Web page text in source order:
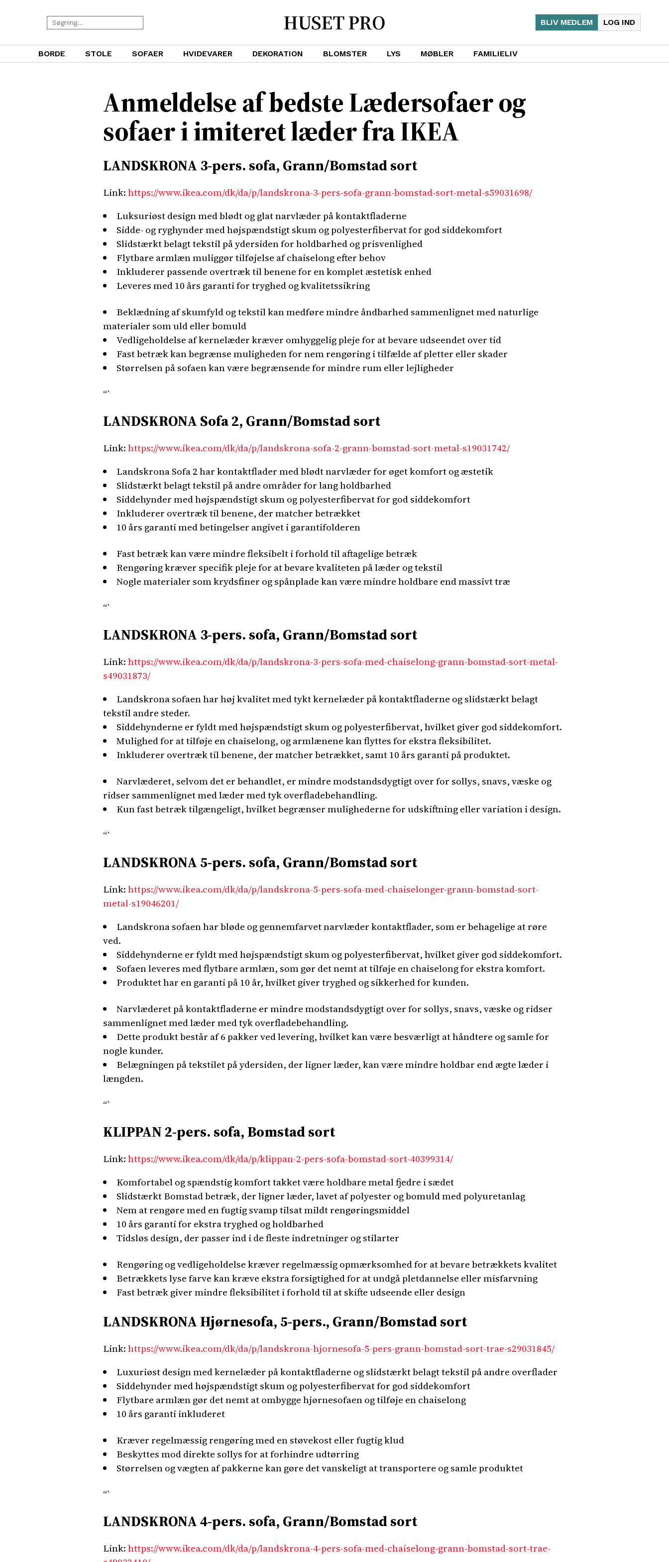
HUSET PRO LOG IND
BLIV MEDLEM
BORDE STOLE SOFAER HVIDEVARER DEKORATION BLOMSTER LYS MØBLER FAMILIELIV
Anmeldelse af bedste Lædersofaer og
sofaer i imiteret læder fra IKEA
LANDSKRONA 3-pers. sofa, Grann/Bomstad sort
Link:https://www.ikea.com/dk/da/p/landskrona-3-pers-sofa-grann-bomstad-sort-metal-s59031698/
Luksuriøst design med blødt og glat narvlæder på kontaktfladerne
Sidde- og ryghynder med højspændstigt skum og polyesterfibervat for god siddekomfort
Slidstærkt belagt tekstil på ydersiden for holdbarhed og prisvenlighed
Flytbare armlæn muliggør tilføjelse af chaiselong efter behov
Inkluderer passende overtræk til benene for en komplet æstetisk enhed
Leveres med 10 års garanti for tryghed og kvalitetssikring
Beklædning af skumfyld og tekstil kan medføre mindre åndbarhed sammenlignet med naturlige
materialer som uld eller bomuld
Vedligeholdelse af kernelæder kræver omhyggelig pleje for at bevare udseendet over tid
Fast betræk kan begrænse muligheden for nem rengøring i tilfælde af pletter eller skader
Størrelsen på sofaen kan være begrænsende for mindre rum eller lejligheder
“`
LANDSKRONA Sofa 2, Grann/Bomstad sort
Link:https://www.ikea.com/dk/da/p/landskrona-sofa-2-grann-bomstad-sort-metal-s19031742/
Landskrona Sofa 2 har kontaktflader med blødt narvlæder for øget komfort og æstetik
Slidstærkt belagt tekstil på andre områder for lang holdbarhed
Siddehynder med højspændstigt skum og polyesterfibervat for god siddekomfort
Inkluderer overtræk til benene, der matcher betrækket
10 års garanti med betingelser angivet i garantifolderen
Fast betræk kan være mindre fleksibelt i forhold til aftagelige betræk
Rengøring kræver specifik pleje for at bevare kvaliteten på læder og tekstil
Nogle materialer som krydsfiner og spånplade kan være mindre holdbare end massivt træ
“`
LANDSKRONA 3-pers. sofa, Grann/Bomstad sort
Link:https://www.ikea.com/dk/da/p/landskrona-3-pers-sofa-med-chaiselong-grann-bomstad-sort-metal-
s49031873/
Landskrona sofaen har høj kvalitet med tykt kernelæder på kontaktfladerne og slidstærkt belagt
tekstil andre steder.
Siddehynderne er fyldt med højspændstigt skum og polyesterfibervat, hvilket giver god siddekomfort.
Mulighed for at tilføje en chaiselong, og armlænene kan flyttes for ekstra fleksibilitet.
Inkluderer overtræk til benene, der matcher betrækket, samt 10 års garanti på produktet.
Narvlæderet, selvom det er behandlet, er mindre modstandsdygtigt over for sollys, snavs, væske og
ridser sammenlignet med læder med tyk overfladebehandling.
Kun fast betræk tilgængeligt, hvilket begrænser mulighederne for udskiftning eller variation i design.
“`
LANDSKRONA 5-pers. sofa, Grann/Bomstad sort
Link:https://www.ikea.com/dk/da/p/landskrona-5-pers-sofa-med-chaiselonger-grann-bomstad-sort-
metal-s19046201/
Landskrona sofaen har bløde og gennemfarvet narvlæder kontaktflader, som er behagelige at røre
ved.
Siddehynderne er fyldt med højspændstigt skum og polyesterfibervat, hvilket giver god siddekomfort.
Sofaen leveres med flytbare armlæn, som gør det nemt at tilføje en chaiselong for ekstra komfort.
Produktet har en garanti på 10 år, hvilket giver tryghed og sikkerhed for kunden.
Narvlæderet på kontaktfladerne er mindre modstandsdygtigt over for sollys, snavs, væske og ridser
sammenlignet med læder med tyk overfladebehandling.
Dette produkt består af 6 pakker ved levering, hvilket kan være besværligt at håndtere og samle for
nogle kunder.
Belægningen på tekstilet på ydersiden, der ligner læder, kan være mindre holdbar end ægte læder i
længden.
“`
KLIPPAN 2-pers. sofa, Bomstad sort
Link:https://www.ikea.com/dk/da/p/klippan-2-pers-sofa-bomstad-sort-40399314/
Komfortabel og spændstig komfort takket være holdbare metal fjedre i sædet
Slidstærkt Bomstad betræk, der ligner læder, lavet af polyester og bomuld med polyuretanlag
Nem at rengøre med en fugtig svamp tilsat mildt rengøringsmiddel
10 års garanti for ekstra tryghed og holdbarhed
Tidsløs design, der passer ind i de fleste indretninger og stilarter
Rengøring og vedligeholdelse kræver regelmæssig opmærksomhed for at bevare betrækkets kvalitet
Betrækkets lyse farve kan kræve ekstra forsigtighed for at undgå pletdannelse eller misfarvning
Fast betræk giver mindre fleksibilitet i forhold til at skifte udseende eller design
LANDSKRONA Hjørnesofa, 5-pers., Grann/Bomstad sort
Link:https://www.ikea.com/dk/da/p/landskrona-hjornesofa-5-pers-grann-bomstad-sort-trae-s29031845/
Luxuriøst design med kernelæder på kontaktfladerne og slidstærkt belagt tekstil på andre overflader
Siddehynder med højspændstigt skum og polyesterfibervat for god siddekomfort
Flytbare armlæn gør det nemt at ombygge hjørnesofaen og tilføje en chaiselong
10 års garanti inkluderet
Kræver regelmæssig rengøring med en støvekost eller fugtig klud
Beskyttes mod direkte sollys for at forhindre udtørring
Størrelsen og vægten af pakkerne kan gøre det vanskeligt at transportere og samle produktet
“`
LANDSKRONA 4-pers. sofa, Grann/Bomstad sort
Link:https://www.ikea.com/dk/da/p/landskrona-4-pers-sofa-med-chaiselong-grann-bomstad-sort-trae-